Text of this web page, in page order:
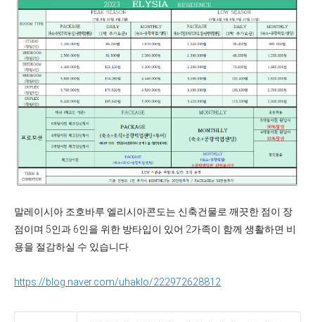
말레이시아 조호바루 엘리시아콘도는 신축건물로 깨끗한 점이 장
점이며 5인과 6인을 위한 방타입이 있어 2가족이 함께 생활하면 비
용을 절감하실 수 있습니다.
https://blog.naver.com/uhaklo/222972628812